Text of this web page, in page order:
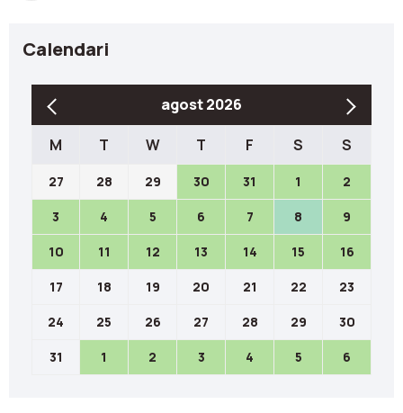
Calendari
agost 2026
M T W T F S S
27 28 29 30 31 1 2
3 4 5 6 7 8 9
10 11 12 13 14 15 16
17 18 19 20 21 22 23
24 25 26 27 28 29 30
31 1 2 3 4 5 6